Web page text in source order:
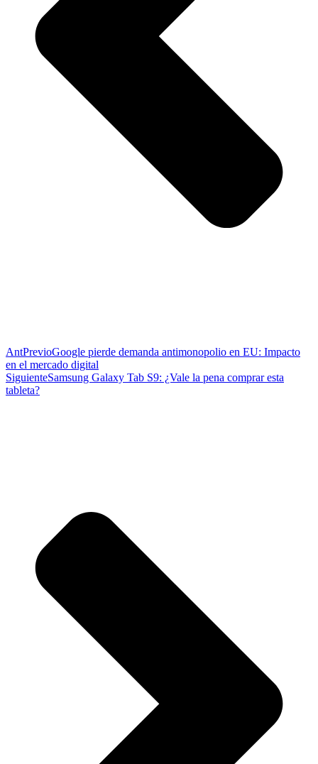
AntPrevioGoogle pierde demanda antimonopolio en EU: Impacto
en el mercado digital
SiguienteSamsung Galaxy Tab S9: ¿Vale la pena comprar esta
tableta?